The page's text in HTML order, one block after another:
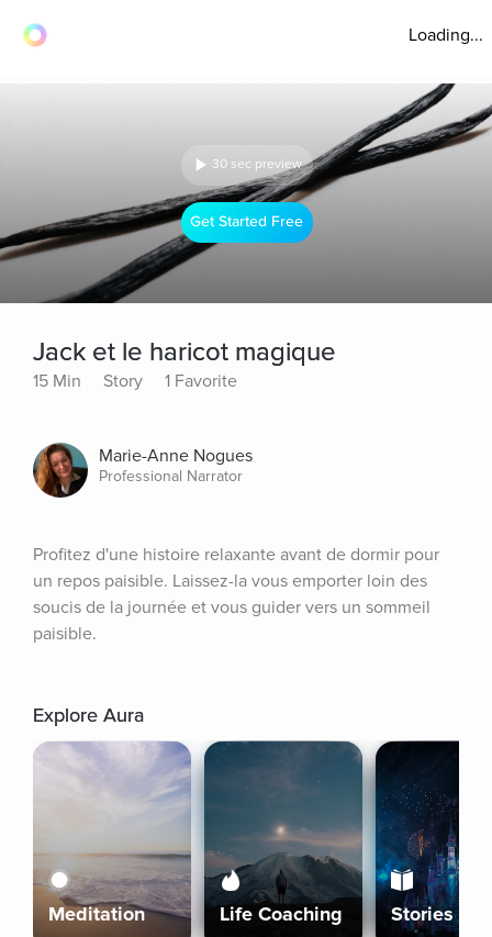
Loading...
30 sec preview
Get Started Free
Jack et le haricot magique
15 Min Story 1 Favorite
Marie-Anne Nogues
Professional Narrator
Profitez d'une histoire relaxante avant de dormir pour
un repos paisible. Laissez-la vous emporter loin des
soucis de la journée et vous guider vers un sommeil
paisible.
Explore Aura
Meditation Life Coaching Stories